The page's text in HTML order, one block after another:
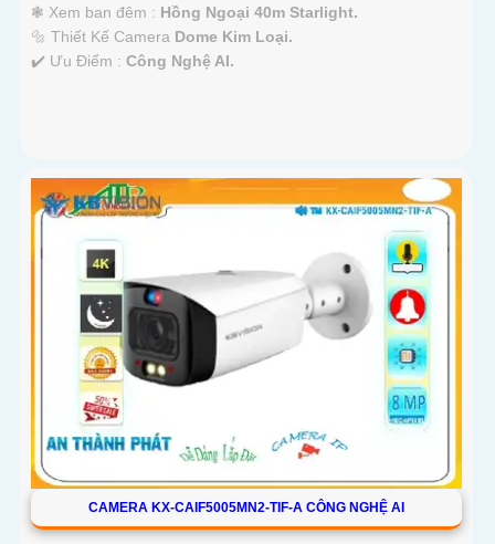
❃ Xem ban đêm : Hồng Ngoại 40m Starlight.
🔩 Thiết Kế Camera Dome Kim Loại.
️✔️ Ưu Điểm : Công Nghệ AI.
CAMERA KX-CAIF5005MN2-TIF-A CÔNG NGHỆ AI